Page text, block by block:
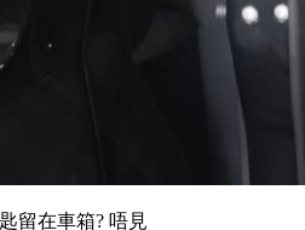
留在車箱? 唔見